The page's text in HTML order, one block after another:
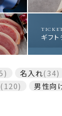
ギフト
名入れ(34)
(120) 男性向